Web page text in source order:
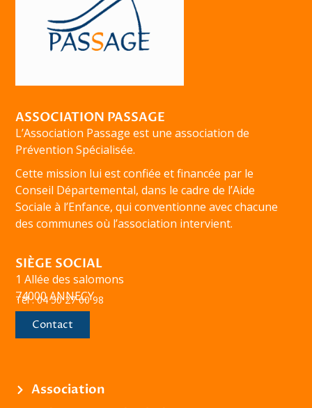
ASSOCIATION PASSAGE
L’Association Passage est une association de
Prévention Spécialisée.
Cette mission lui est confiée et financée par le
Conseil Départemental, dans le cadre de l’Aide
Sociale à l’Enfance, qui conventionne avec chacune
des communes où l’association intervient.
SIÈGE SOCIAL
1 Allée des salomons
74000 ANNECY
Tél : 04 50 27 60 98
Contact
Association